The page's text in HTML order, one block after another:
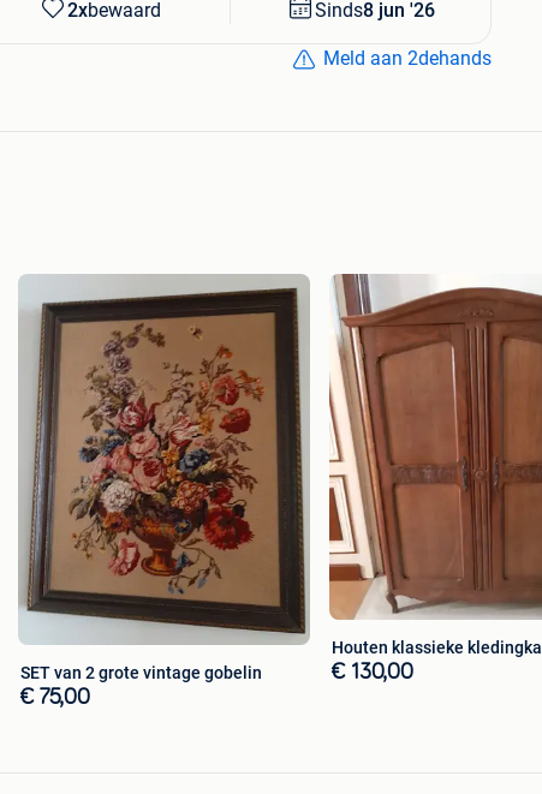
2xbewaard Sinds8 jun '26
Meld aan 2dehands
SET van 2 grote vintage gobelin
€ 75,00
Houten klassieke
€ 130,00